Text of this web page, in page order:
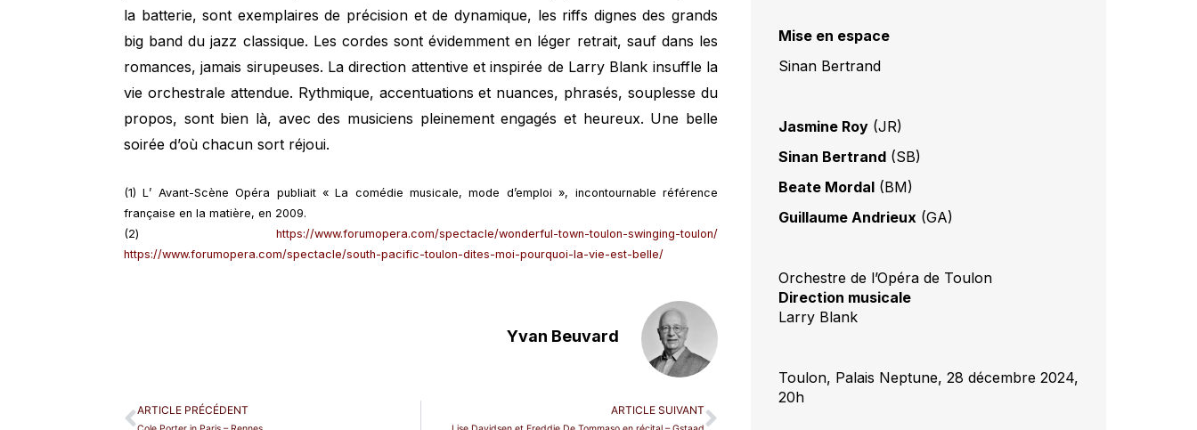
la batterie, sont exemplaires de précision et de dynamique, les riffs dignes des grands
big band du jazz classique. Les cordes sont évidemment en léger retrait, sauf dans les
romances, jamais sirupeuses. La direction attentive et inspirée de Larry Blank insuffle la
vie orchestrale attendue. Rythmique, accentuations et nuances, phrasés, souplesse du
propos, sont bien là, avec des musiciens pleinement engagés et heureux. Une belle
soirée d’où chacun sort réjoui.
(1) L’ Avant-Scène Opéra publiait « La comédie musicale, mode d’emploi », incontournable référence
française en la matière, en 2009.
(2) https://www.forumopera.com/spectacle/wonderful-town-toulon-swinging-toulon/
https://www.forumopera.com/spectacle/south-pacific-toulon-dites-moi-pourquoi-la-vie-est-belle/
Yvan Beuvard
ARTICLE PRÉCÉDENT ARTICLE SUIVANT
Mise en espace
Sinan Bertrand
Jasmine Roy(JR)
Sinan Bertrand(SB)
Beate Mordal(BM)
Guillaume Andrieux (GA)
Orchestre de l’Opéra de Toulon
Direction musicale
Larry Blank
Toulon, Palais Neptune, 28 décembre 2024,
20h